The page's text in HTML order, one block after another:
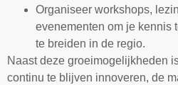
Organiseer workshops,
evenementen om je kennis
te breiden in de regio.
Naast deze groeimogelijkheden
continu te blijven innoveren, de